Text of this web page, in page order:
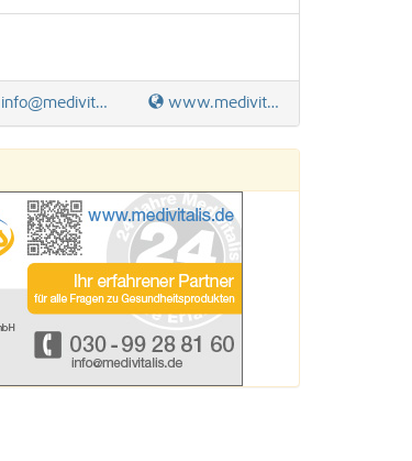
info@medivitalis.de www.medivitalis.de